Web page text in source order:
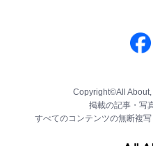
Copyright©All
掲載の記事・写
すべてのコンテンツの無断複